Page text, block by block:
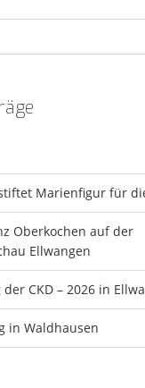
Marienfigur für
Oberkochen auf der
Ellwangen
CKD – 2026 in
in Waldhausen